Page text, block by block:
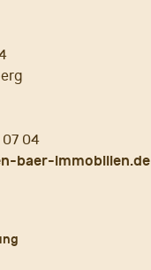
07 04
baer-immobilien.de